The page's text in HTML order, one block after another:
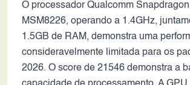
O processador Qualcomm
MSM8226, operando a 1.4GHz,
1.5GB de RAM, demonstra uma
consideravelmente limitada para os
2026. O score de 21546 demonstra a